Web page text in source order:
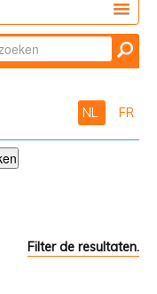
NL FR
Filter de resultaten.